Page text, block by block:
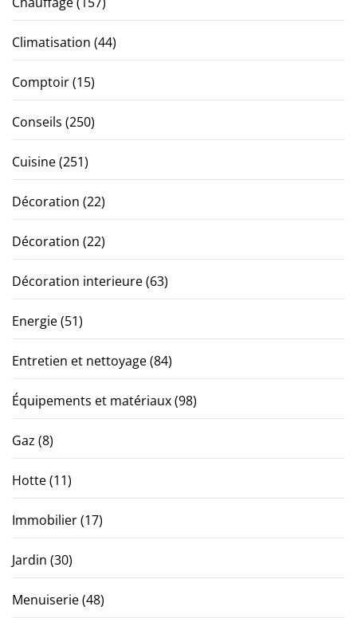
Climatisation (44)
Comptoir(15)
Conseils (250)
Cuisine(251)
Décoration (22)
Décoration (22)
Décoration interieure(63)
Energie(51)
Entretien et nettoyage(84)
Équipements et matériaux(98)
Gaz (8)
Hotte(11)
Immobilier(17)
Jardin (30)
Menuiserie(48)